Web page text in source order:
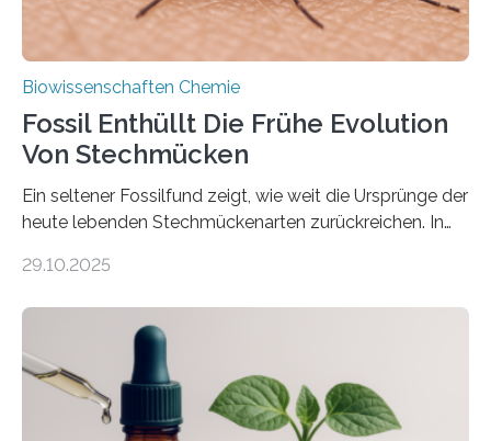
Biowissenschaften Chemie
Fossil Enthüllt Die Frühe Evolution
Von Stechmücken
Ein seltener Fossilfund zeigt, wie weit die Ursprünge der
heute lebenden Stechmückenarten zurückreichen. In
Forschende die bisher älteste bekannte Stechmücken-
Region Kachin in Myanmar und hat sich in
ausgezeichnetem Zustand erhalten. Es konnte als neue
Art einer neuen Gattung beschrieben werden und trägt
nun den Namen Cretosabethes primaevus. Dieser erste
fossile Nachweis einer Stechmückenlarve in Bernstein
29.10.2025